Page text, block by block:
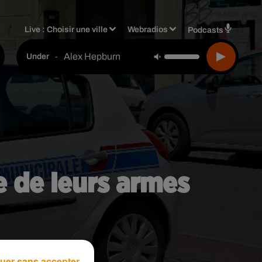
Live :Choisir une ville Webradios Podcasts
Under - Alex Hepburn
de leurs armes